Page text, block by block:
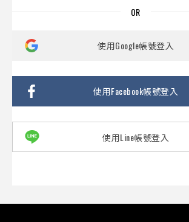
使用Google帳號登入
使用Facebook帳號登入
使用Line帳號登入